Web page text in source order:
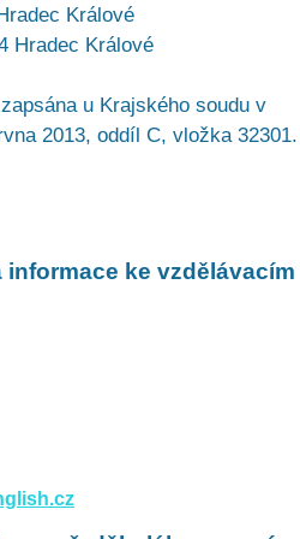
Králové
Hradec Králové
u Krajského soudu v
2013, oddíl C, vložka 32301.
informace ke vzdělávacím